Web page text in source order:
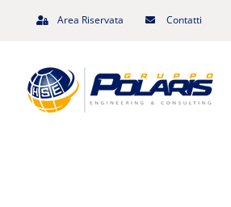
contenuto
Area Riservata Contatti